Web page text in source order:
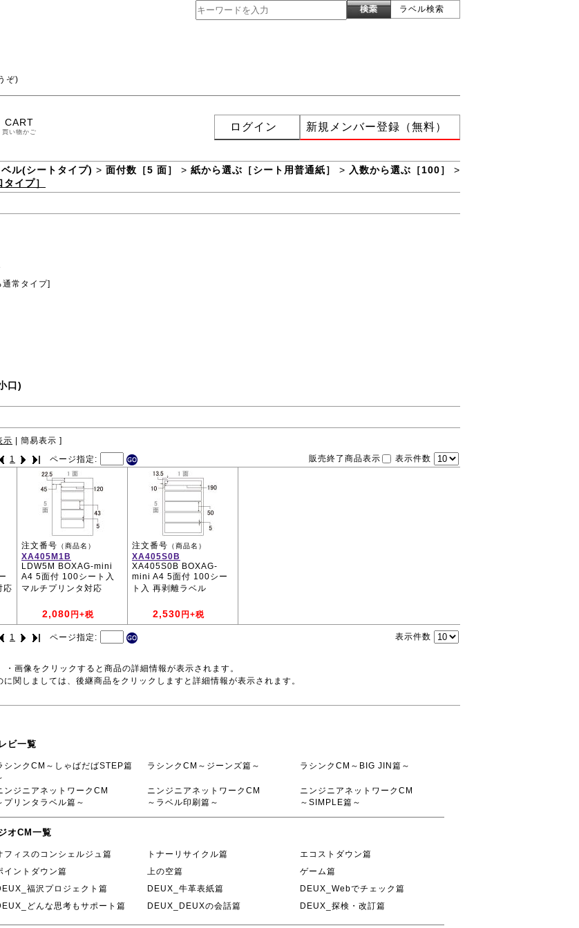
ラベル検索
ぞ)
CART
買い物かご ログイン 新規メンバー登録（無料）
ル(シートタイプ) > 面付数［5 面］ > 紙から選ぶ［シート用普通紙］ > 入数から選ぶ［100］
>
イプ］
常タイプ]
口)
示 簡易表示 ]
1 ページ指定: 販売終了商品表示 表示件数
応
注文番号 （商品名）
XA405M1B
LDW5M BOXAG-mini
A4 5面付 100シート入
マルチプリンタ対応
2,080 円+税
注文番号 （商品名）
XA405S0B
XA405S0B BOXAG-
mini A4 5面付 100シー
ト入 再剥離ラベル
2,530 円+税
1 ページ指定: 表示件数
画像をクリックすると商品の詳細情報が表示されます。
関しましては、後継商品をクリックしますと詳細情報が表示されます。
ビ一覧
シンクCM～しゃばだばSTEP篇
ラシンクCM～ジーンズ篇～ ラシンクCM～BIG JIN篇～
ンジニアネットワークCM
プリンタラベル篇～
ニンジニアネットワークCM
～ラベル印刷篇～
ニンジニアネットワークCM
～SIMPLE篇～
オCM一覧
フィスのコンシェルジュ篇 トナーリサイクル篇
エコストダウン篇
イントダウン篇
上の空篇
ゲーム篇
福沢プロジェクト篇
DEUX_牛革表紙篇
DEUX_Webでチェック篇
どんな思考もサポート篇
DEUX_DEUXの会話篇 DEUX_探検・改訂篇